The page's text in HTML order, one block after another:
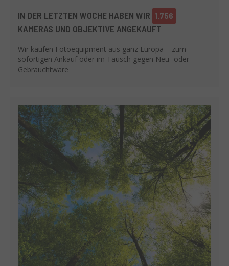
IN DER LETZTEN WOCHE HABEN WIR 1.756
KAMERAS UND OBJEKTIVE ANGEKAUFT
Wir kaufen Fotoequipment aus ganz Europa – zum
sofortigen Ankauf oder im Tausch gegen Neu- oder
Gebrauchtware